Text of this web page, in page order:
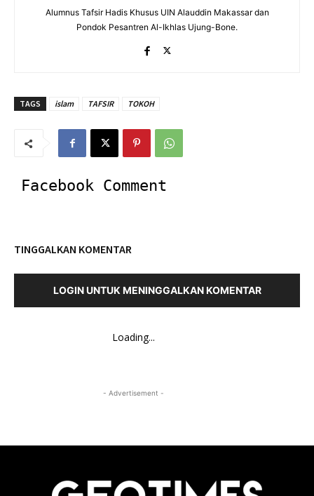
Alumnus Tafsir Hadis Khusus UIN Alauddin Makassar dan
Pondok Pesantren Al-Ikhlas Ujung-Bone.
TAGS islam TAFSIR TOKOH
Facebook Comment
TINGGALKAN KOMENTAR
LOGIN UNTUK MENINGGALKAN KOMENTAR
Loading...
- Advertisement -